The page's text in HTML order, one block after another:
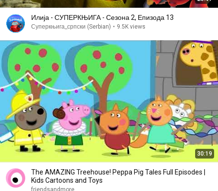
Илија - СУПЕРКЊИГА - Сезона 2, Епизода 13
Суперкњига_српски (Serbian) • 9.5K views
30:19
The AMAZING Treehouse! Peppa Pig Tales Full Episodes |
Kids Cartoons and Toys
friendsandmore